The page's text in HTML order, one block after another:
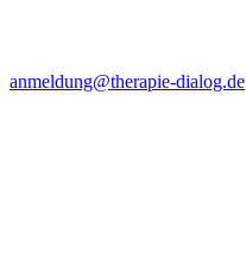
anmeldung@therapie-dialog.de